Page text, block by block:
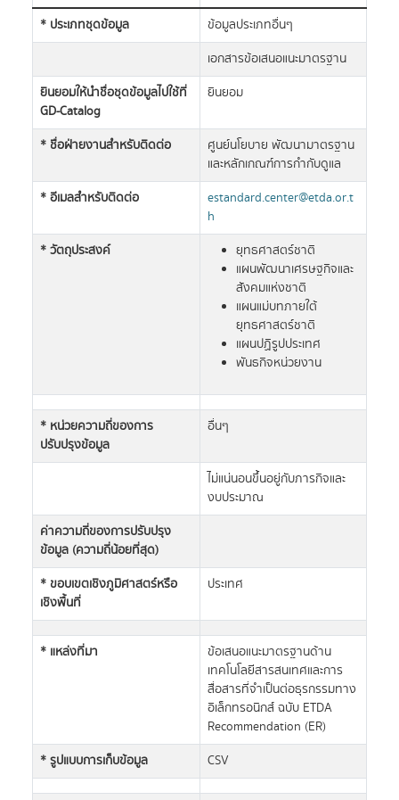
* ประเภทชุดข้อมูล
ข้อมูลประเภทอื่นๆ
เอกสารข้อเสนอแนะมาตรฐาน
ยินยอมให้นำชื่อชุดข้อมูลไปใช้ที่
GD-Catalog
ยินยอม
* ชื่อฝ่ายงานสำหรับติดต่อ
ศูนย์นโยบาย พัฒนามาตรฐาน
และหลักเกณฑ์การกำกับดูแล
* อีเมลสำหรับติดต่อ
estandard.center@etda.or.t
h
* วัตถุประสงค์
ยุทธศาสตร์ชาติ
แผนพัฒนาเศรษฐกิจและ
สังคมแห่งชาติ
แผนแม่บทภายใต้
ยุทธศาสตร์ชาติ
แผนปฏิรูปประเทศ
พันธกิจหน่วยงาน
* หน่วยความถี่ของการ
ปรับปรุงข้อมูล
อื่นๆ
ไม่แน่นอนขึ้นอยู่กับภารกิจและ
งบประมาณ
ค่าความถี่ของการปรับปรุง
ข้อมูล (ความถี่น้อยที่สุด)
* ขอบเขตเชิงภูมิศาสตร์หรือ
เชิงพื้นที่
ประเทศ
* แหล่งที่มา
ข้อเสนอแนะมาตรฐานด้าน
เทคโนโลยีสารสนเทศและการ
สื่อสารที่จำเป็นต่อธุรกรรมทาง
อิเล็กทรอนิกส์ ฉบับ ETDA
Recommendation (ER)
* รูปแบบการเก็บข้อมูล
CSV